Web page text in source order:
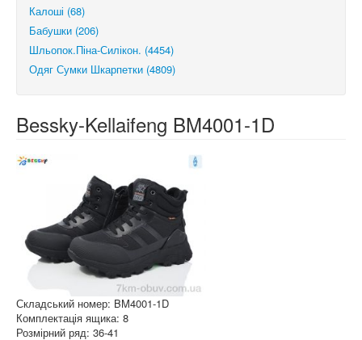
Калоші (68)
Бабушки (206)
Шльопок.Піна-Силікон. (4454)
Одяг Сумки Шкарпетки (4809)
Bessky-Kellaifeng BM4001-1D
Складський номер: BM4001-1D
Комплектація ящика: 8
Розмірний ряд: 36-41